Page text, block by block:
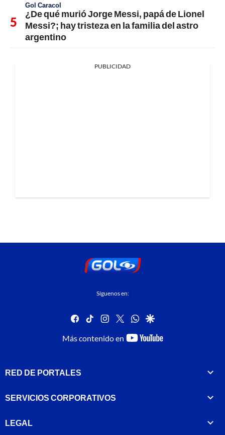
Gol Caracol
¿De qué murió Jorge Messi, papá de Lionel
Messi?; hay tristeza en la familia del astro
argentino
PUBLICIDAD
Síguenos en:
facebook
tiktok instagram
twitterwhatsapp
google
Más contenido en
youtube-
RED DE PORTALES
SERVICIOS CORPORATIVOS
LEGAL